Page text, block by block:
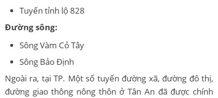
Tuyến tỉnh lộ 828
Đường sông:
Sông Vàm Cỏ Tây
Sông Bảo Định
Ngoài ra, tại TP. Một số tuyến đường xã, đường đô thị,
đường giao thông nông thôn ở Tân An đã được chính